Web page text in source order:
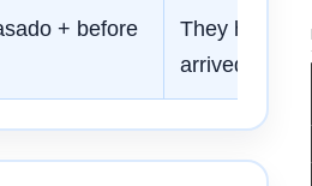
+ before
They had left
arrived. 🚪